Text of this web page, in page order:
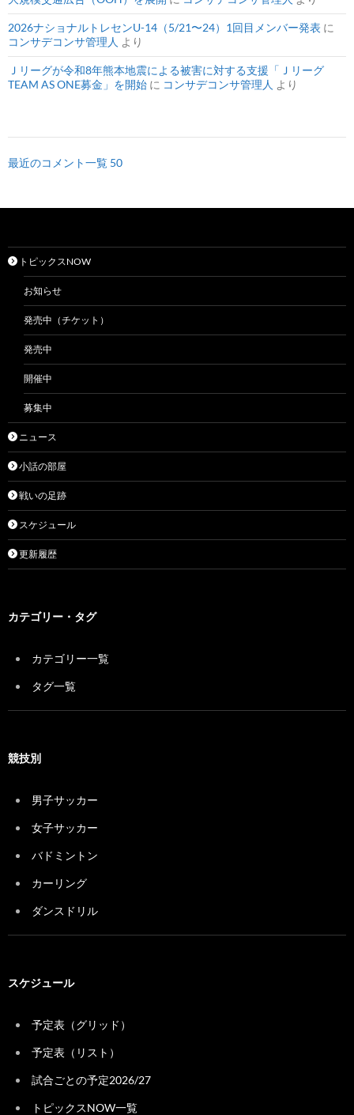
2026ナショナルトレセンU-14（5/21〜24）1回目メンバー発表 に
コンサデコンサ管理人 より
Ｊリーグが令和8年熊本地震による被害に対する支援「Ｊリーグ
TEAM AS ONE募金」を開始 に コンサデコンサ管理人 より
最近のコメント一覧 50
トピックスNOW
お知らせ
発売中（チケット）
発売中
開催中
募集中
ニュース
小話の部屋
戦いの足跡
スケジュール
更新履歴
カテゴリー・タグ
カテゴリー一覧
タグ一覧
競技別
男子サッカー
女子サッカー
バドミントン
カーリング
ダンスドリル
スケジュール
予定表（グリッド）
予定表（リスト）
試合ごとの予定2026/27
トピックスNOW一覧